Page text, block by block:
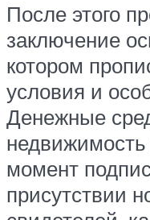
После этого
заключение
котором
условия и
Денежные
момент
присутствии